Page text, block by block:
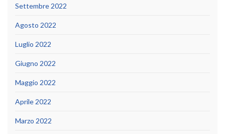
Settembre 2022
Agosto 2022
Luglio 2022
Giugno 2022
Maggio 2022
Aprile 2022
Marzo 2022